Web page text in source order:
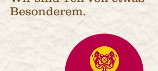
Besonderem.